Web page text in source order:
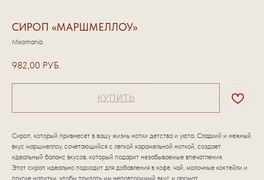
СИРОП «МАРШМЕЛЛОУ»
Mixomania
982,00 РУБ.
КУПИТЬ
Сироп, который привнесет в вашу жизнь нотки детства и уюта. Сладкий и нежный
вкус маршмеллоу, сочетающийся с легкой карамельной ноткой, создает
идеальный баланс вкусов, который подарит незабываемые впечатления.
Этот сироп идеально подходит для добавления в кофе, чай, молочные коктейли и
другие напитки, чтобы придать им неповторимый вкус и аромат.